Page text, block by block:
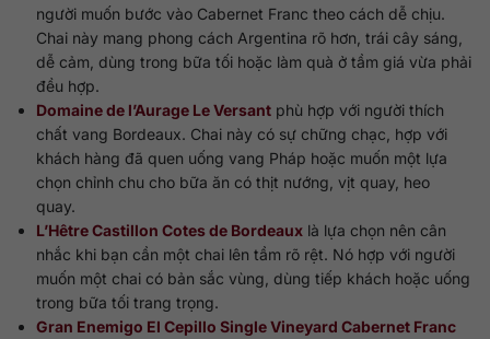
người muốn bước vào Cabernet Franc theo cách dễ chịu.
Chai này mang phong cách Argentina rõ hơn, trái cây sáng,
dễ cảm, dùng trong bữa tối hoặc làm quà ở tầm giá vừa phải
đều hợp.
Domaine de l’Aurage Le Versant phù hợp với người thích
chất vang Bordeaux. Chai này có sự chững chạc, hợp với
khách hàng đã quen uống vang Pháp hoặc muốn một lựa
chọn chỉnh chu cho bữa ăn có thịt nướng, vịt quay, heo
quay.
L’Hêtre Castillon Cotes de Bordeaux là lựa chọn nên cân
nhắc khi bạn cần một chai lên tầm rõ rệt. Nó hợp với người
muốn một chai có bản sắc vùng, dùng tiếp khách hoặc uống
trong bữa tối trang trọng.
Gran Enemigo El Cepillo Single Vineyard Cabernet Franc